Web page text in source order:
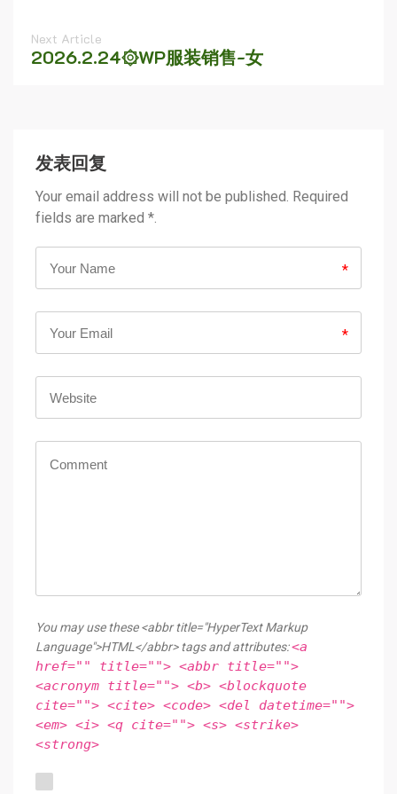
Next Article
2026.2.24۞WP服装销售-女
发表回复
Your email address will not be published. Required
fields are marked *.
*
*
You may use these <abbr title="HyperText Markup
Language">HTML</abbr> tags and attributes:<a
href="" title=""> <abbr title="">
<acronym title=""> <b> <blockquote
cite=""> <cite> <code> <del datetime="">
<em> <i> <q cite=""> <s> <strike>
<strong>